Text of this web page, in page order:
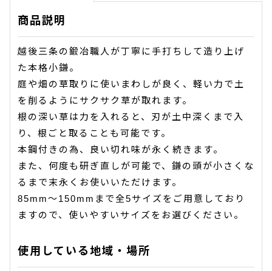
商品説明
越後三条の鍛冶職人が丁寧に手打ちして造り上げ
た本格小鎌。
庭や畑の草取りに使いまわしが良く、軽い力で土
を削るようにサクサク草が取れます。
根の深い草は力を入れると、刃が土中深くまで入
り、根ごと取ることも可能です。
本鋼付きの為、良い切れ味が永く続きます。
また、何度も研ぎ直しが可能で、鎌の頭が小さくな
るまで末永くお使いいただけます。
85mm〜150mmまで全5サイズをご用意しており
ますので、使いやすいサイズをお選びください。
使用している地域・場所